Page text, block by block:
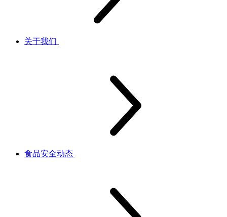
关于我们
食品安全动态